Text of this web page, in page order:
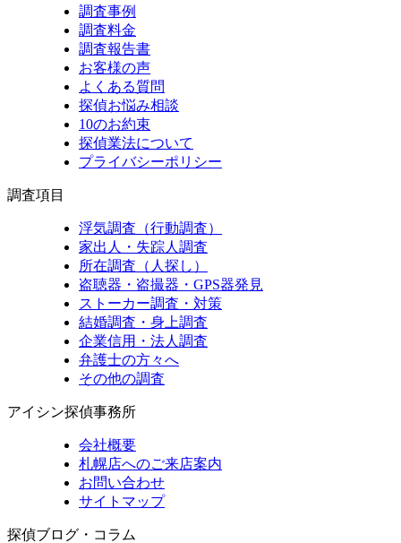
調査事例
調査料金
調査報告書
お客様の声
よくある質問
探偵お悩み相談
10のお約束
探偵業法について
プライバシーポリシー
調査項目
浮気調査（行動調査）
家出人・失踪人調査
所在調査（人探し）
盗聴器・盗撮器・GPS器発見
ストーカー調査・対策
結婚調査・身上調査
企業信用・法人調査
弁護士の方々へ
その他の調査
アイシン探偵事務所
会社概要
札幌店へのご来店案内
お問い合わせ
サイトマップ
探偵ブログ・コラム